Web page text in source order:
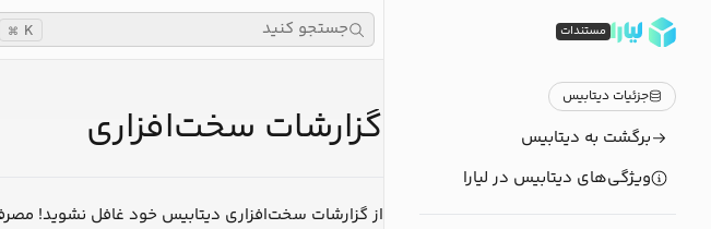
مستندات
جزئیات دیتابیس
برگشت به دیتابیس
ویژگی‌های دیتابیس در لیارا
گزارشات سخت‌افزاری
از گزارشات سخت‌افزاری دیتابیس خود غافل نشوید!
جستجو کنید K
⌘